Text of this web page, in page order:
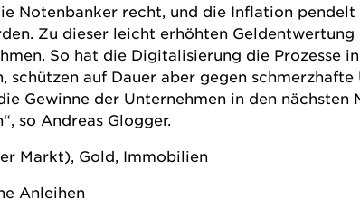
Notenbanker recht, und die Inflation pendelt
Zu dieser leicht erhöhten
So hat die Digitalisierung die Prozesse
schützen auf Dauer aber gegen
Gewinne der Unternehmen in den
so Andreas Glogger.
Markt), Gold, Immobilien
Anleihen